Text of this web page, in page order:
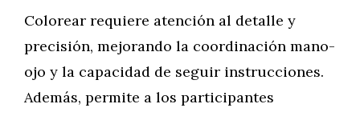
Colorear requiere atención al detalle y
precisión, mejorando la coordinación mano-
ojo y la capacidad de seguir instrucciones.
Además, permite a los participantes